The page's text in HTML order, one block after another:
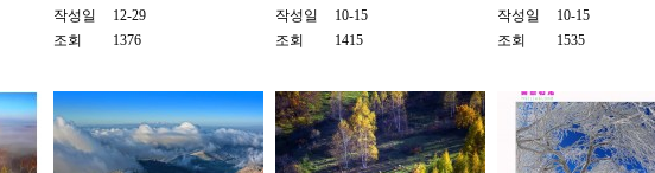
작성일
12-29
조회
1376
작성일
10-15
조회
1415
작성일
10-15
조회
1535